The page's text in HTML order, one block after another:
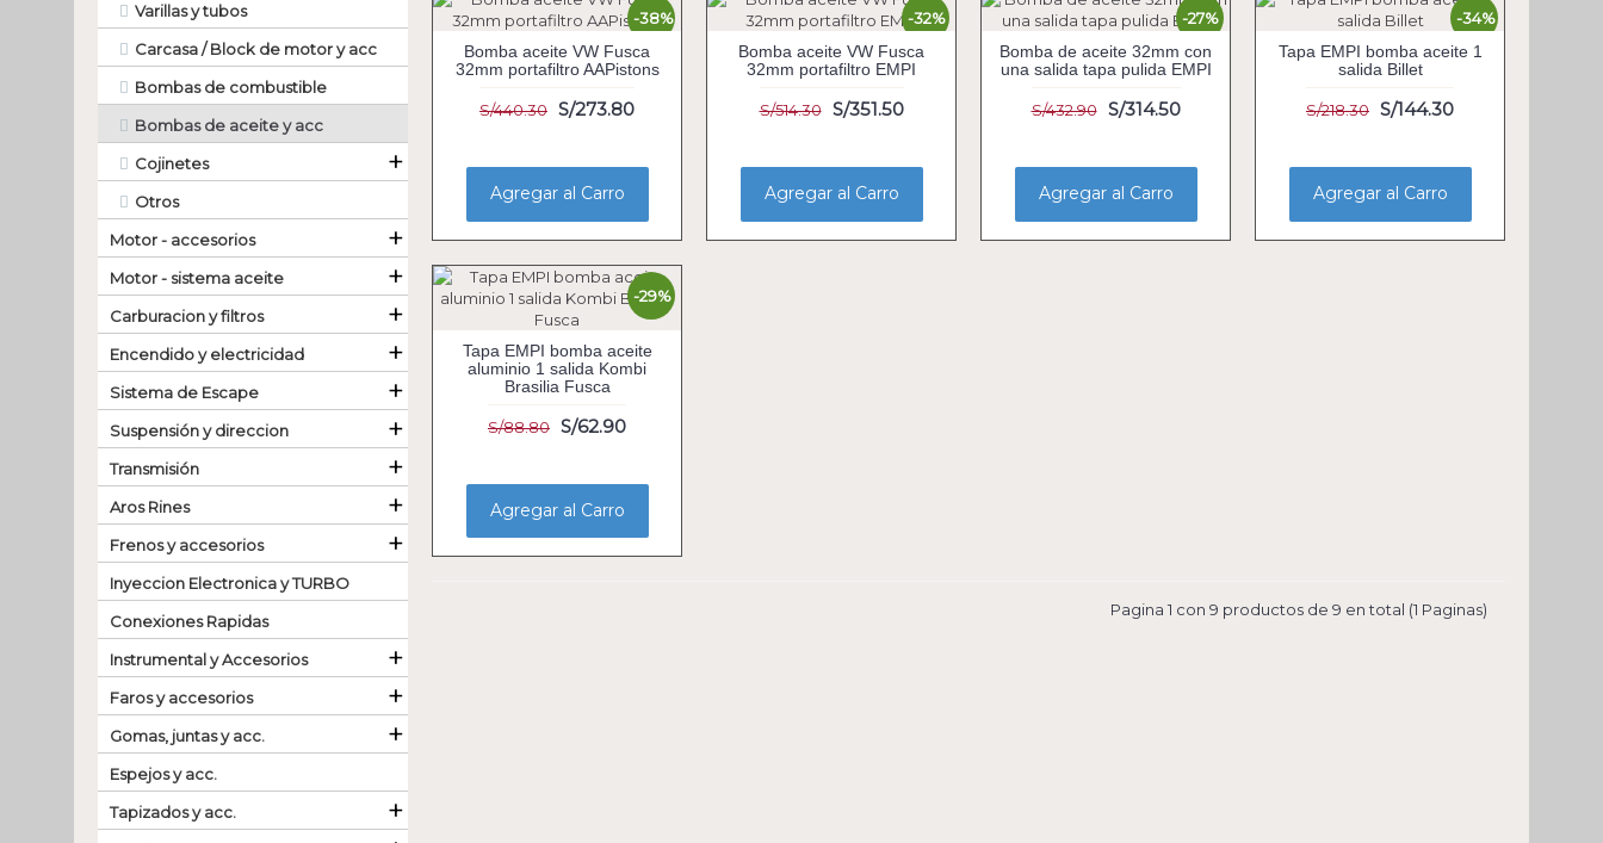
Varillas y tubos
Carcasa / Block de motor y acc
Bombas de combustible
Bombas de aceite y acc
Cojinetes
+
Otros
Motor - accesorios
+
Motor - sistema aceite +
Carburacion y filtros +
Encendido y electricidad +
Sistema de Escape +
Suspensión y direccion +
Transmisión +
Aros Rines +
Frenos y accesorios +
Inyeccion Electronica y TURBO
Conexiones Rapidas
Instrumental y Accesorios
+
Faros y accesorios +
Gomas, juntas y acc. +
Espejos y acc.
Tapizados y acc.
+
-38%
Bomba aceite VW Fusca
32mm portafiltro AAPistons
S/440.30 S/273.80
Agregar al Carro
-32%
Bomba aceite VW Fusca
32mm portafiltro EMPI
S/514.30 S/351.50
Agregar al Carro
-27%
Bomba de aceite 32mm con
una salida tapa pulida EMPI
S/432.90 S/314.50
Agregar al Carro
-34%
Tapa EMPI bomba aceite 1
salida Billet
S/218.30 S/144.30
Agregar al Carro
-29%
Tapa EMPI bomba aceite
aluminio 1 salida Kombi
Brasilia Fusca
S/88.80 S/62.90
Agregar al Carro
Pagina 1 con 9 productos de 9 en total (1 Paginas)